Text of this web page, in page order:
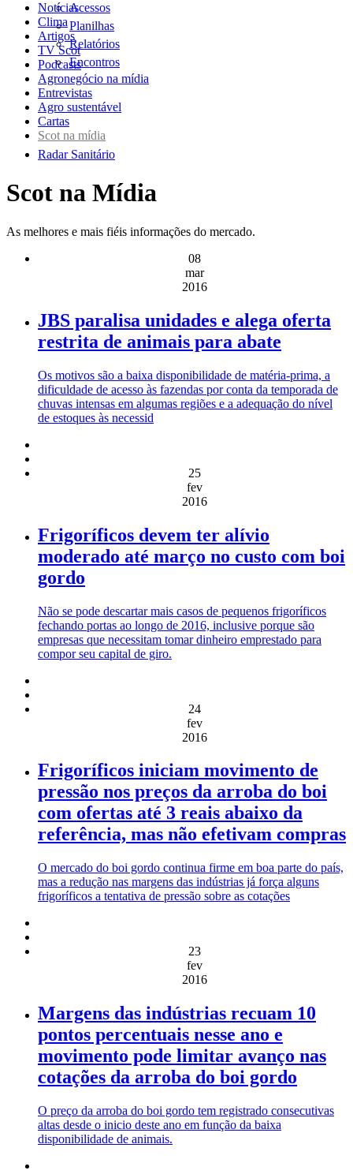
Acessos
Planilhas
Relatórios
Encontros
Notícias
Clima
Artigos
TV Scot
Podcasts
Agronegócio na mídia
Entrevistas
Agro sustentável
Cartas
Scot na mídia
Radar Sanitário
Scot na Mídia
As melhores e mais fiéis informações do mercado.
08
mar
2016
JBS paralisa unidades e alega oferta
restrita de animais para abate
Os motivos são a baixa disponibilidade de matéria-prima, a
dificuldade de acesso às fazendas por conta da temporada de
chuvas intensas em algumas regiões e a adequação do nível
de estoques às necessid
25
fev
2016
Frigoríficos devem ter alívio
moderado até março no custo com boi
gordo
Não se pode descartar mais casos de pequenos frigoríficos
fechando portas ao longo de 2016, inclusive porque são
empresas que necessitam tomar dinheiro emprestado para
compor seu capital de giro.
24
fev
2016
Frigoríficos iniciam movimento de
pressão nos preços da arroba do boi
com ofertas até 3 reais abaixo da
referência, mas não efetivam compras
O mercado do boi gordo continua firme em boa parte do país,
mas a redução nas margens das indústrias já força alguns
frigoríficos a tentativa de pressão sobre as cotações
23
fev
2016
Margens das indústrias recuam 10
pontos percentuais nesse ano e
movimento pode limitar avanço nas
cotações da arroba do boi gordo
O preço da arroba do boi gordo tem registrado consecutivas
altas desde o inicio deste ano em função da baixa
disponibilidade de animais.